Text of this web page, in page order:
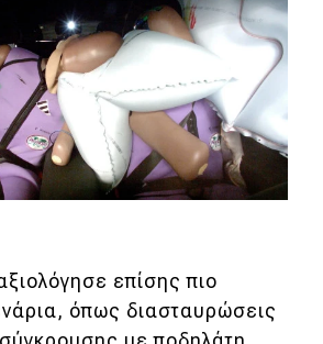
επίσης πιο
όπως διασταυρώσεις